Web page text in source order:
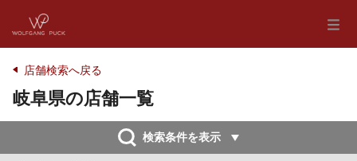
店舗検索へ戻る
岐阜県の店舗一覧
検索条件を表示